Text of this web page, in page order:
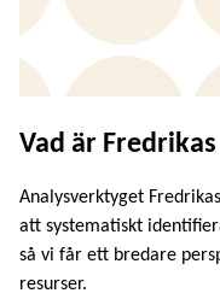
Vad är
Analysverktyget
att systematiskt
så vi får ett bredare
resurser.